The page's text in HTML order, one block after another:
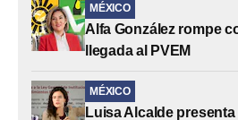
MÉXICO
Alfa González rompe
llegada al PVEM
MÉXICO
Luisa Alcalde